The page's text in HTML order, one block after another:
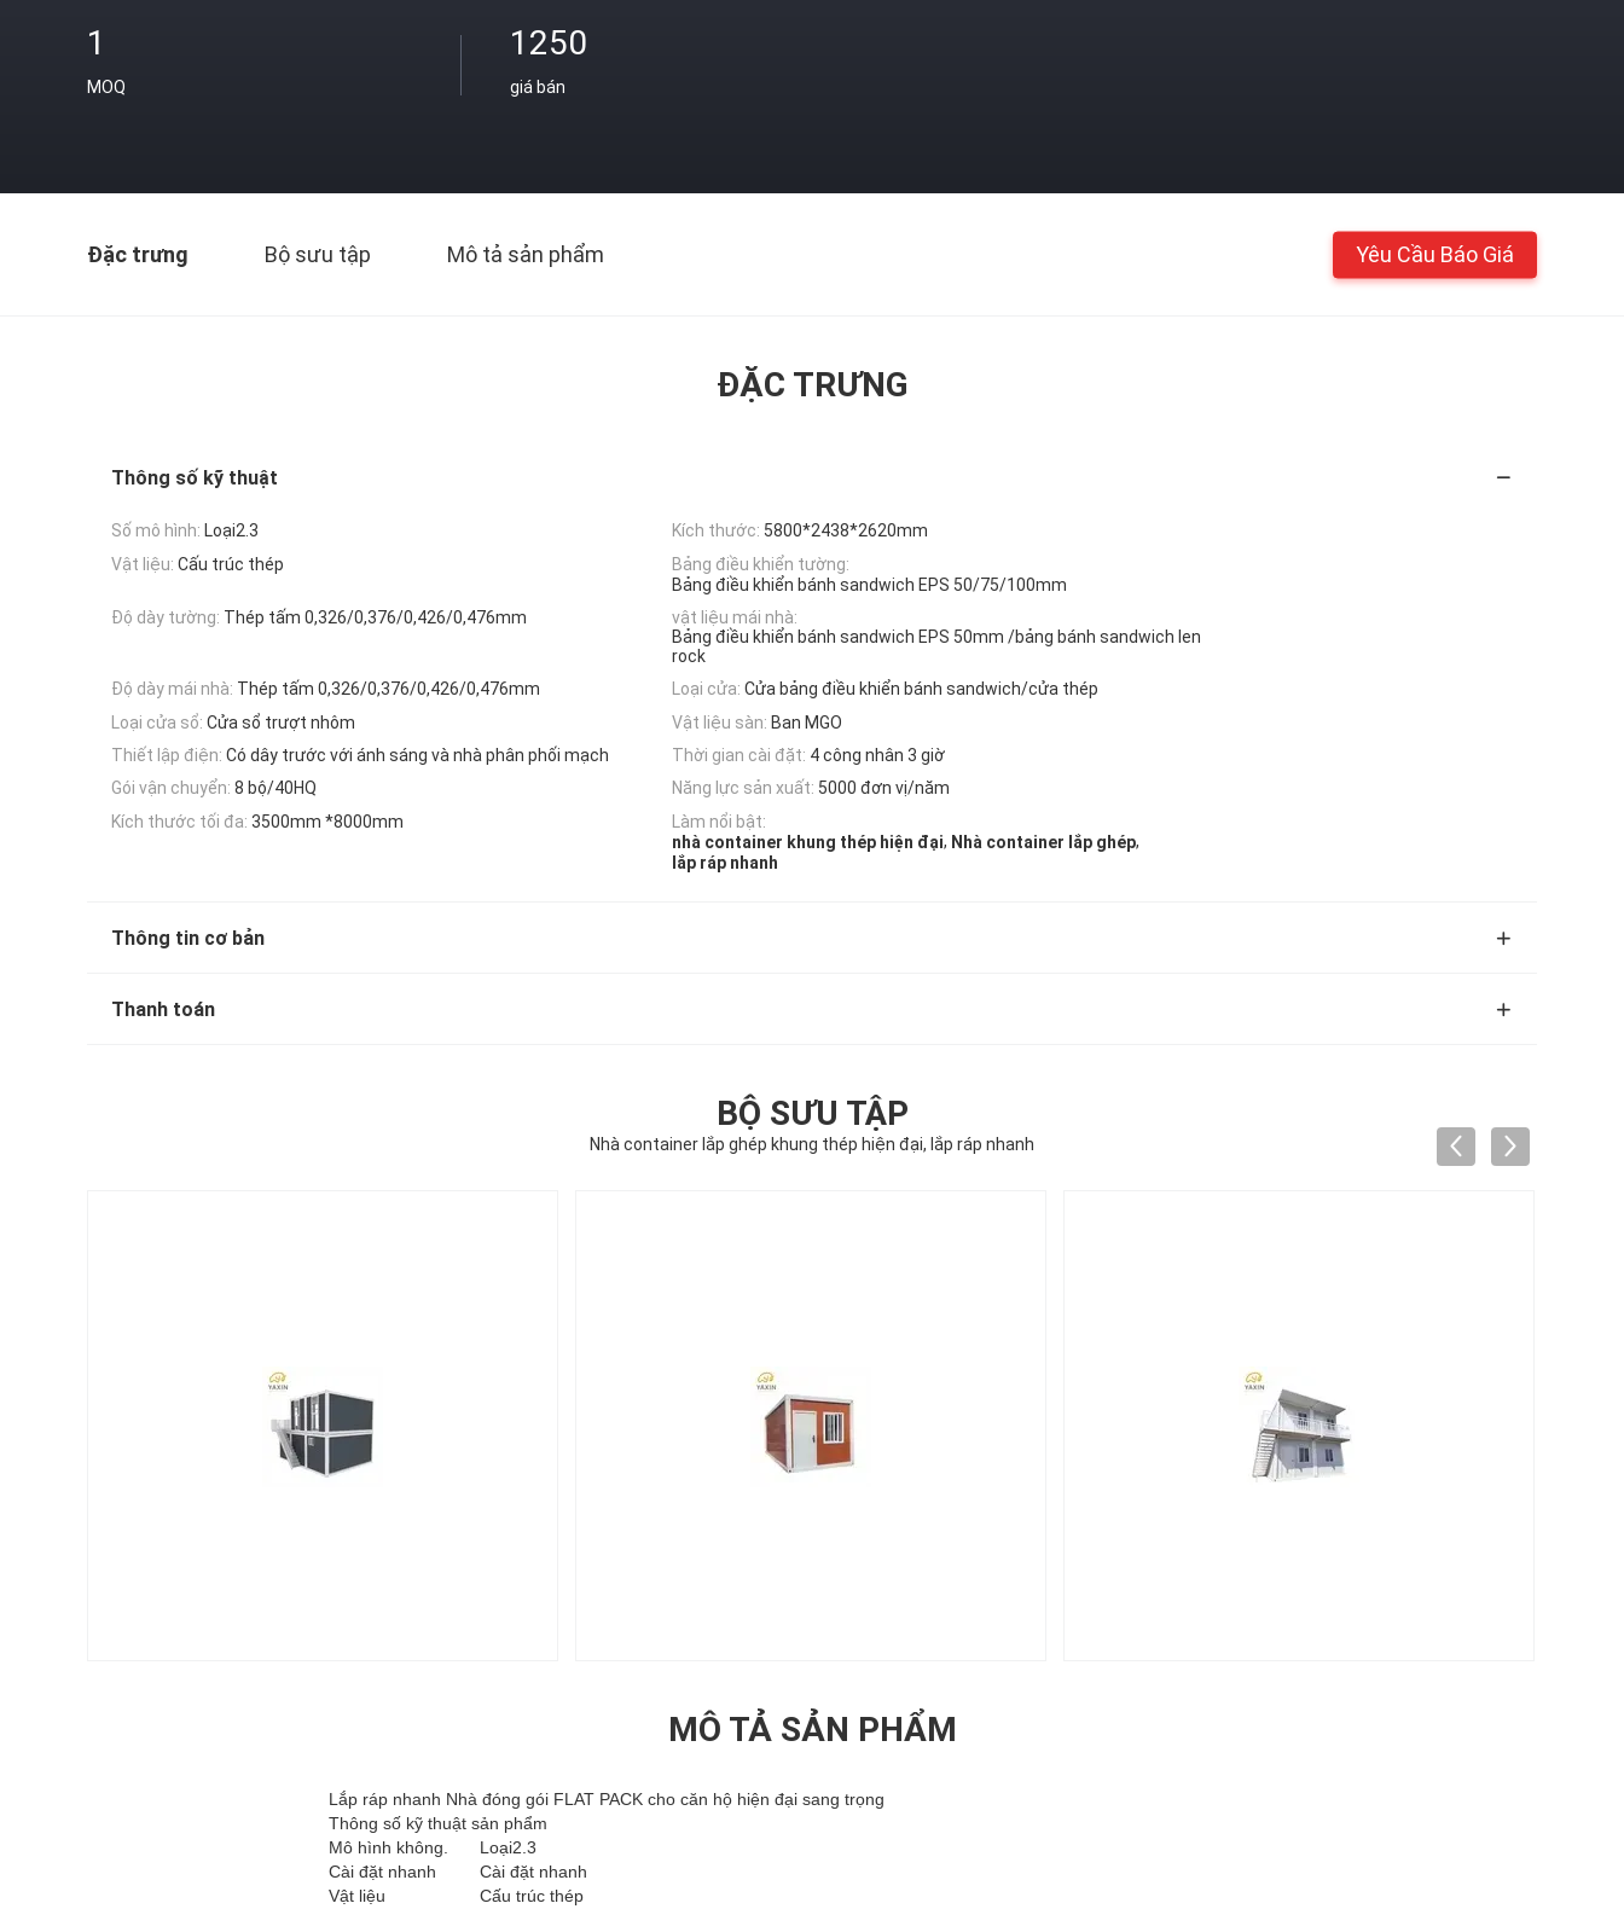
1
MOQ
1250
giá bán
Đặc trưng Bộ sưu tập Mô tả sản phẩm Yêu Cầu Báo Giá
ĐẶC TRƯNG
Thông số kỹ thuật
Số mô hình: Loại2.3 Kích thước: 5800*2438*2620mm
Vật liệu: Cấu trúc thép
Bảng điều khiển tường:
Bảng điều khiển bánh sandwich EPS 50/75/100mm
Độ dày tường: Thép tấm 0,326/0,376/0,426/0,476mm
vật liệu mái nhà:
Bảng điều khiển bánh sandwich EPS 50mm /bảng bánh sandwich len
rock
Độ dày mái nhà: Thép tấm 0,326/0,376/0,426/0,476mm Loại cửa: Cửa bảng điều khiển bánh sandwich/cửa thép
Loại cửa sổ: Cửa sổ trượt nhôm Vật liệu sàn: Ban MGO
Thiết lập điện: Có dây trước với ánh sáng và nhà phân phối mạch Thời gian cài đặt: 4 công nhân 3 giờ
Gói vận chuyển: 8 bộ/40HQ Năng lực sản xuất: 5000 đơn vị/năm
Kích thước tối đa: 3500mm *8000mm
Làm nổi bật:
nhà container khung thép hiện đại, Nhà container lắp ghép,
lắp ráp nhanh
Thông tin cơ bản
Thanh toán
BỘ SƯU TẬP
Nhà container lắp ghép khung thép hiện đại, lắp ráp nhanh
MÔ TẢ SẢN PHẨM
Lắp ráp nhanh Nhà đóng gói FLAT PACK cho căn hộ hiện đại sang trọng
Thông số kỹ thuật sản phẩm
Mô hình không.
Loại2.3
Cài đặt nhanh
Cài đặt nhanh
Vật liệu
Cấu trúc thép